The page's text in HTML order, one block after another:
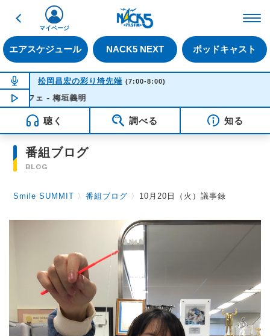
戻る
エアスケジュール NACK5 NEXT ポッドキャスト
マイページ
NOW ON AIR
松岡昌宏の彩り埼先端 (7:00-8:00)
NOW PLAYING
フェ - 梅垣義明
聴く 調べる 知る
番組ブログ
BLOG
Smile SUMMIT 〉番組ブログ 〉 10月20日（火）議事録